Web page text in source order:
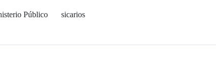
Público sicarios